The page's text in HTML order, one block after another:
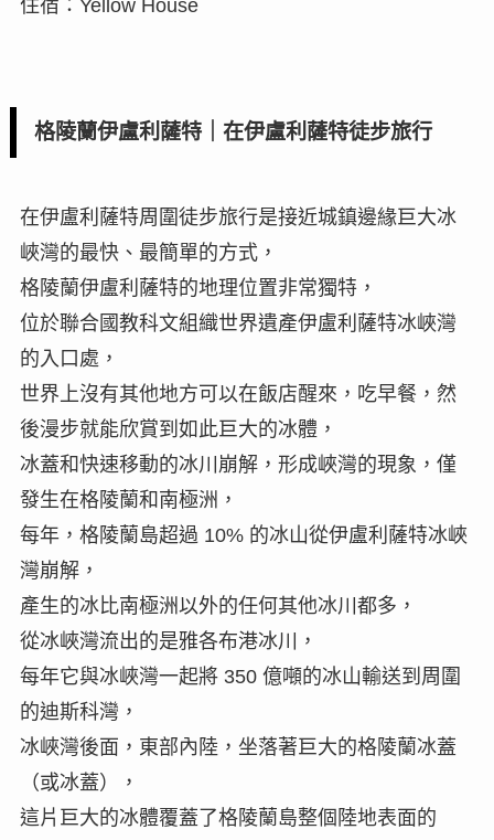
住宿：Yellow House
格陵蘭伊盧利薩特｜在伊盧利薩特徒步旅行
在伊盧利薩特周圍徒步旅行是接近城鎮邊緣巨大冰
峽灣的最快、最簡單的方式，
格陵蘭伊盧利薩特的地理位置非常獨特，
位於聯合國教科文組織世界遺產伊盧利薩特冰峽灣
的入口處，
世界上沒有其他地方可以在飯店醒來，吃早餐，然
後漫步就能欣賞到如此巨大的冰體，
冰蓋和快速移動的冰川崩解，形成峽灣的現象，僅
發生在格陵蘭和南極洲，
每年，格陵蘭島超過 10% 的冰山從伊盧利薩特冰峽
灣崩解，
產生的冰比南極洲以外的任何其他冰川都多，
從冰峽灣流出的是雅各布港冰川，
每年它與冰峽灣一起將 350 億噸的冰山輸送到周圍
的迪斯科灣，
冰峽灣後面，東部內陸，坐落著巨大的格陵蘭冰蓋
（或冰蓋），
這片巨大的冰體覆蓋了格陵蘭島整個陸地表面的